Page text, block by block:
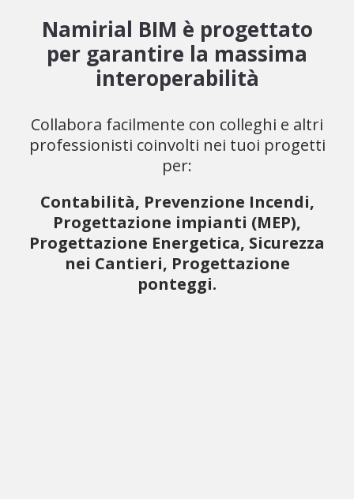
Namirial BIM è progettato
per garantire la massima
interoperabilità
Collabora facilmente con colleghi e altri
professionisti coinvolti nei tuoi progetti
per:
Contabilità, Prevenzione Incendi,
Progettazione impianti (MEP),
Progettazione Energetica, Sicurezza
nei Cantieri, Progettazione
ponteggi.